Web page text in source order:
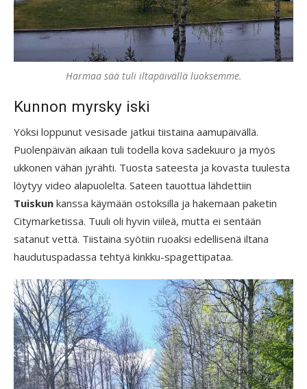
Harmaa sää tuli iltapäivällä luoksemme.
Kunnon myrsky iski
Yöksi loppunut vesisade jatkui tiistaina aamupäivällä.
Puolenpäivän aikaan tuli todella kova sadekuuro ja myös
ukkonen vähän jyrähti. Tuosta sateesta ja kovasta tuulesta
löytyy video alapuolelta. Sateen tauottua lähdettiin
Tuiskun kanssa käymään ostoksilla ja hakemaan paketin
Citymarketissa. Tuuli oli hyvin viileä, mutta ei sentään
satanut vettä. Tiistaina syötiin ruoaksi edellisenä iltana
haudutuspadassa tehtyä kinkku-spagettipataa.